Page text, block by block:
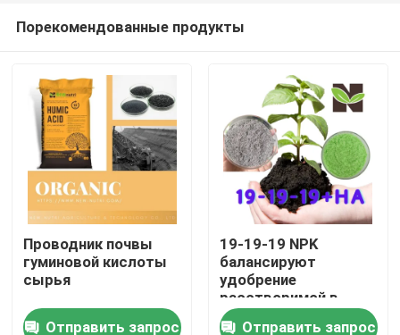
Дома
О Компании
Контакты
Порекомендованные продукты
Проводник почвы
гуминовой кислоты
сырья
Отправить запрос
19-19-19 NPK
балансируют
удобрение
расстворимой в
воде гуминовой
Отправить запрос